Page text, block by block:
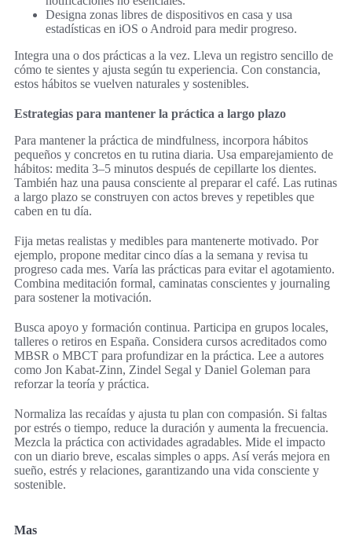
Designa zonas libres de dispositivos en casa y usa
estadísticas en iOS o Android para medir progreso.
Integra una o dos prácticas a la vez. Lleva un registro sencillo de
cómo te sientes y ajusta según tu experiencia. Con constancia,
estos hábitos se vuelven naturales y sostenibles.
Estrategias para mantener la práctica a largo plazo
Para mantener la práctica de mindfulness, incorpora hábitos
pequeños y concretos en tu rutina diaria. Usa emparejamiento de
hábitos: medita 3–5 minutos después de cepillarte los dientes.
También haz una pausa consciente al preparar el café. Las rutinas
a largo plazo se construyen con actos breves y repetibles que
caben en tu día.
Fija metas realistas y medibles para mantenerte motivado. Por
ejemplo, propone meditar cinco días a la semana y revisa tu
progreso cada mes. Varía las prácticas para evitar el agotamiento.
Combina meditación formal, caminatas conscientes y journaling
para sostener la motivación.
Busca apoyo y formación continua. Participa en grupos locales,
talleres o retiros en España. Considera cursos acreditados como
MBSR o MBCT para profundizar en la práctica. Lee a autores
como Jon Kabat-Zinn, Zindel Segal y Daniel Goleman para
reforzar la teoría y práctica.
Normaliza las recaídas y ajusta tu plan con compasión. Si faltas
por estrés o tiempo, reduce la duración y aumenta la frecuencia.
Mezcla la práctica con actividades agradables. Mide el impacto
con un diario breve, escalas simples o apps. Así verás mejora en
sueño, estrés y relaciones, garantizando una vida consciente y
sostenible.
Mas